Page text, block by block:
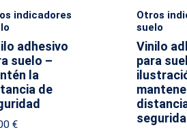
indicadores
adhesivo
suelo –
la
de
€
Otros
suelo
Vinilo
para